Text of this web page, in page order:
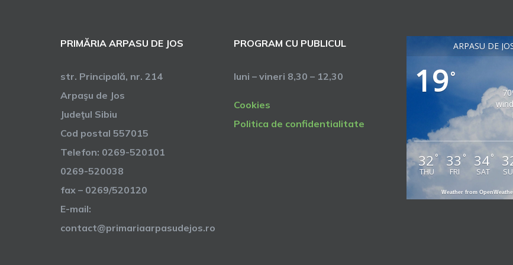
PRIMĂRIA ARPASU DE JOS
str. Principală, nr. 214
Arpaşu de Jos
Judeţul Sibiu
Cod postal 557015
Telefon: 0269-520101
0269-520038
fax – 0269/520120
E-mail:
contact@primariaarpasudejos.ro
PROGRAM CU PUBLICUL
luni – vineri 8,30 – 12,30
Cookies
Politica de confidentialitate
ARPASU DE
19°
32 °
THU
33 °
FRI
34°
SAT
Weather from